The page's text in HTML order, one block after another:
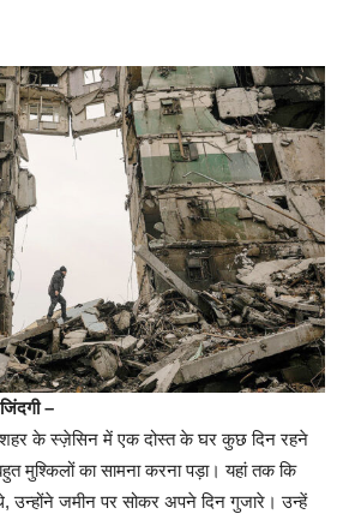
–
शहर के स्ज़ेसिन में एक दोस्त के घर कुछ दिन रहने
मुश्किलों का सामना करना पड़ा। यहां तक कि
उन्होंने जमीन पर सोकर अपने दिन गुजारे। उन्हें